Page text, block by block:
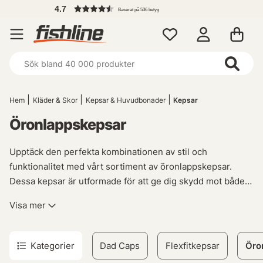
4.7 Baserat på 536 betyg
Hem Kläder & Skor Kepsar & Huvudbonader Kepsar
Öronlappskepsar
Upptäck den perfekta kombinationen av stil och
funktionalitet med vårt sortiment av öronlappskepsar.
Dessa kepsar är utformade för att ge dig skydd mot både
look.
Med sina extra paneler på sidorna erbjuder
öronlappskepsarna ett effektivt skydd för dina öron i alla
Visa mer
Kategorier Dad Caps Flexfitkepsar